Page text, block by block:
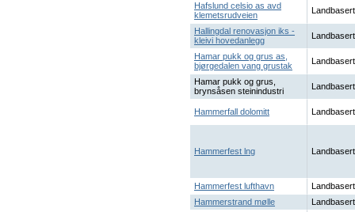
Hafslund celsio as avd
klemetsrudveien
Landbasert
Hallingdal renovasjon iks -
kleivi hovedanlegg
Landbasert
Hamar pukk og grus as,
bjørgedalen vang grustak
Landbasert
Hamar pukk og grus,
brynsåsen steinindustri
Landbasert
Hammerfall dolomitt Landbasert
Hammerfest lng Landbasert
Hammerfest lufthavn
Landbasert
Hammerstrand mølle
Landbasert